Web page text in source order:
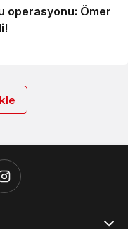
operasyonu: Ömer